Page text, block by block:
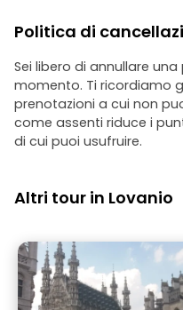
Politica di
Sei libero di annullare
momento. Ti ricordiamo
prenotazioni a cui non
come assenti riduce i
di cui puoi usufruire.
Altri tour in Lovanio